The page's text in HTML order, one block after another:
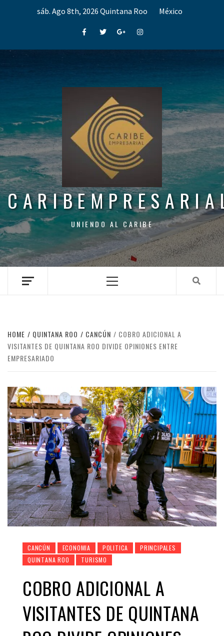
sáb. Ago 8th, 2026 Quintana Roo México
FacebookTwitterGoogle+Instagram
UNIENDO AL CARIBE
Menu
HOME QUINTANA ROO CANCÚN
COBRO ADICIONAL A
VISITANTES DE QUINTANA ROO DIVIDE OPINIONES ENTRE
EMPRESARIADO
CANCÚN ECONOMIA POLITICA
PRINCIPALES
QUINTANA ROO
TURISMO
COBRO ADICIONAL A
VISITANTES DE QUINTANA